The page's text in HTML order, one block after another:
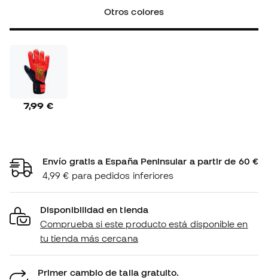
Otros colores
7,99 €
Envío gratis a España Peninsular a partir de 60 €
4,99 € para pedidos inferiores
Disponibilidad en tienda
Comprueba si este producto está disponible en
tu tienda más cercana
Primer cambio de talla gratuito.